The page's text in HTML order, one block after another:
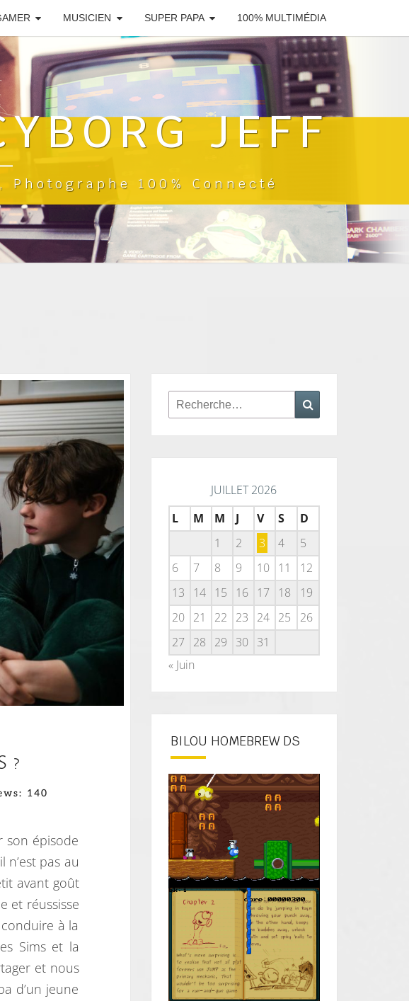
MUSICIEN SUPER PAPA 100% MULTIMÉDIA
JEFF
100% Connecté
?
140
son épisode
pas au
avant goût
et réussisse
à la
Sims et la
et nous
d’un jeune
Rechercher :
JUILLET 2026
L
M M J V S
D
1
2 3 4
5
6
7 8 9 10 11
12
13
14 15 16 17 18
19
20
21 22 23 24 25
26
27
28 29 30
31
« Juin
BILOU HOMEBREW DS